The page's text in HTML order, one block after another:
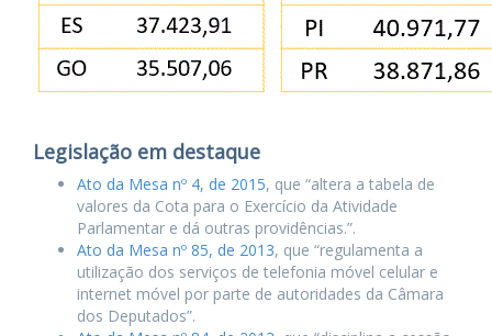
Legislação em destaque
Ato da Mesa nº 4, de 2015, que “altera a tabela de
valores da Cota para o Exercício da Atividade
Parlamentar e dá outras providências.”.
Ato da Mesa nº 85, de 2013, que “regulamenta a
utilização dos serviços de telefonia móvel celular e
internet móvel por parte de autoridades da Câmara
dos Deputados”.